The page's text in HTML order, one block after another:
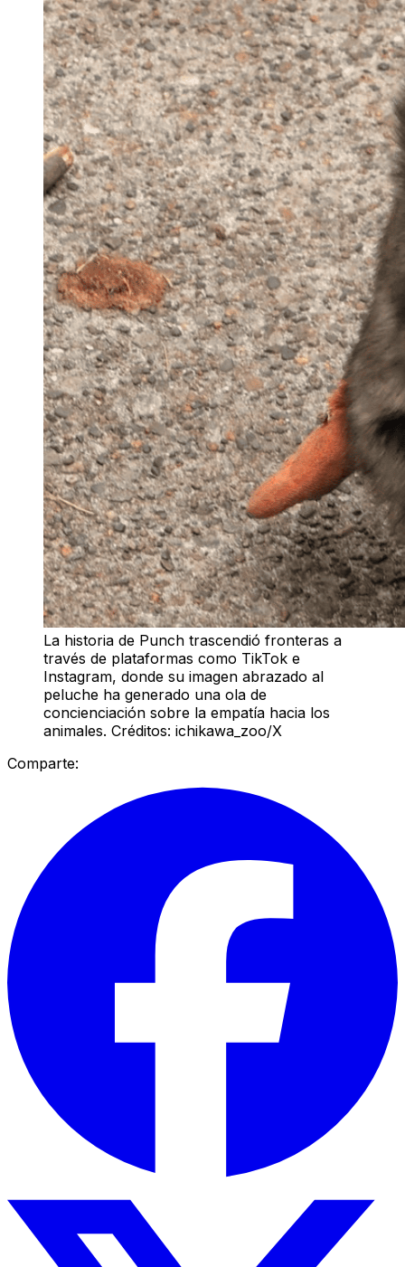
La historia de Punch trascendió fronteras a
través de plataformas como TikTok e
Instagram, donde su imagen abrazado al
peluche ha generado una ola de
concienciación sobre la empatía hacia los
animales. Créditos: ichikawa_zoo/X
Comparte: